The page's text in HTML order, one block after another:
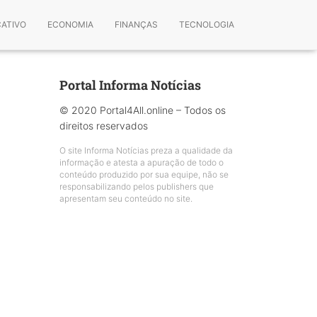
ECONOMIA FINANÇAS TECNOLOGIA
Portal Informa Notícias
© 2020 Portal4All.online – Todos os
direitos reservados
O site Informa Notícias preza a qualidade da
informação e atesta a apuração de todo o
conteúdo produzido por sua equipe, não se
responsabilizando pelos publishers que
apresentam seu conteúdo no site.